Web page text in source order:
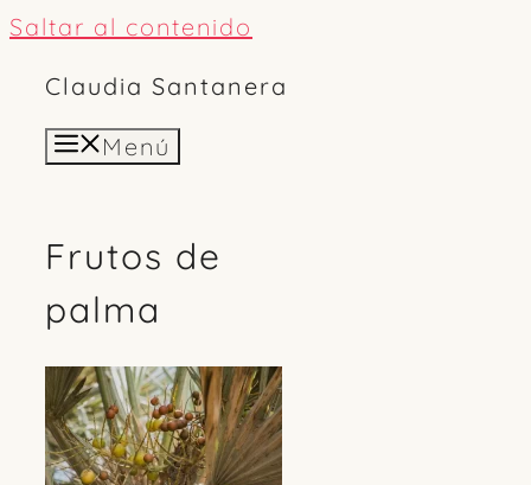
Saltar al contenido
Claudia Santanera
Menú
Frutos de
palma